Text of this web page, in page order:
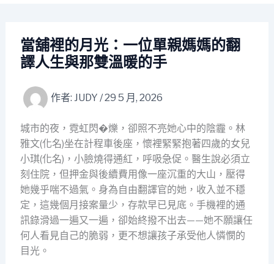
當舖裡的月光：一位單親媽媽的翻
譯人生與那雙溫暖的手
作者: JUDY /29 5 月, 2026
城市的夜，霓虹閃�爍，卻照不亮她心中的陰霾。林
雅文(化名)坐在計程車後座，懷裡緊緊抱著四歲的女兒
小琪(化名)，小臉燒得通紅，呼吸急促。醫生說必須立
刻住院，但押金與後續費用像一座沉重的大山，壓得
她幾乎喘不過氣。身為自由翻譯官的她，收入並不穩
定，這幾個月接案量少，存款早已見底。手機裡的通
訊錄滑過一遍又一遍，卻始終撥不出去——她不願讓任
何人看見自己的脆弱，更不想讓孩子承受他人憐憫的
目光。